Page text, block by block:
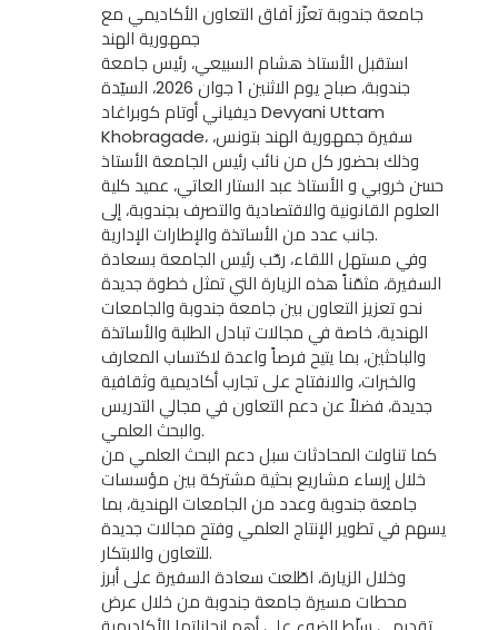
جامعة جندوبة تعزّز آفاق التعاون الأكاديمي مع
جمهورية الهند
استقبل الأستاذ هشام السبيعي، رئيس جامعة
جندوبة، صباح يوم الاثنين 1 جوان 2026، السيّدة
ديفياني أوتام كوبراغاد Devyani Uttam
Khobragade، سفيرة جمهورية الهند بتونس،
وذلك بحضور كل من نائب رئيس الجامعة الأستاذ
حسن خروبي و الأستاذ عبد الستار العاتي، عميد كلية
العلوم القانونية والاقتصادية والتصرف بجندوبة، إلى
جانب عدد من الأساتذة والإطارات الإدارية.
وفي مستهل اللقاء، رحّب رئيس الجامعة بسعادة
السفيرة، مثمّناً هذه الزيارة التي تمثل خطوة جديدة
نحو تعزيز التعاون بين جامعة جندوبة والجامعات
الهندية، خاصة في مجالات تبادل الطلبة والأساتذة
والباحثين، بما يتيح فرصاً واعدة لاكتساب المعارف
والخبرات، والانفتاح على تجارب أكاديمية وثقافية
جديدة، فضلاً عن دعم التعاون في مجالي التدريس
والبحث العلمي.
كما تناولت المحادثات سبل دعم البحث العلمي من
خلال إرساء مشاريع بحثية مشتركة بين مؤسسات
جامعة جندوبة وعدد من الجامعات الهندية، بما
يسهم في تطوير الإنتاج العلمي وفتح مجالات جديدة
للتعاون والابتكار.
وخلال الزيارة، اطّلعت سعادة السفيرة على أبرز
محطات مسيرة جامعة جندوبة من خلال عرض